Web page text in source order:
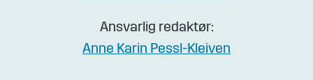
Ansvarlig redaktør:
Anne Karin Pessl-Kleiven